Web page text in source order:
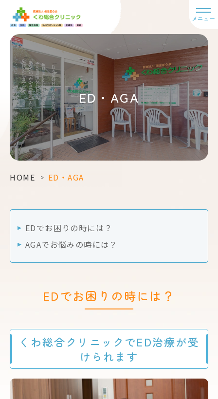
メニュー
ED・AGA
HOME > ED・AGA
EDでお困りの時には？
AGAでお悩みの時には？
EDでお困りの時には？
くわ総合クリニックでED治療が受
けられます